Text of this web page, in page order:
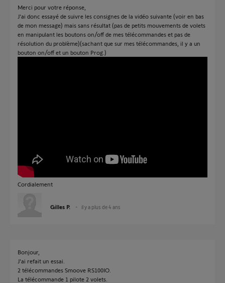
Merci pour votre réponse,
J'ai donc essayé de suivre les consignes de la vidéo suivante (voir en bas
de mon message) mais sans résultat (pas de petits mouvements de volets
en manipulant les boutons on/off de mes télécommandes et pas de
résolution du problème)(sachant que sur mes télécommandes, il y a un
bouton on/off et un bouton Prog.)
Cordialement
Gilles P. il y a plus de 4 ans
Bonjour,
J'ai refait un essai.
2 télécommandes Smoove RS100IO.
La télécommande 1 pilote 2 volets.